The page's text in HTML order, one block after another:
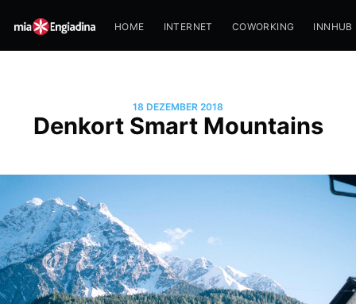
HOME INTERNET COWORKING INNHUB
18 DEZEMBER 2018
Denkort Smart Mountains